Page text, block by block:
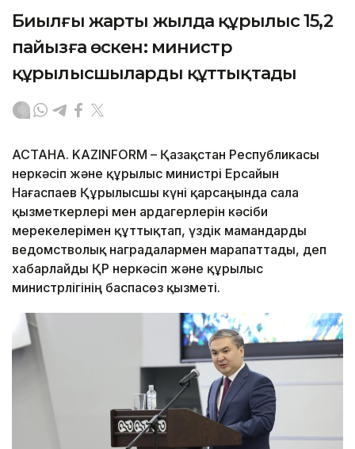
Биылғы жарты жылда құрылыс 15,2
пайызға өскен: министр
құрылысшыларды құттықтады
АСТАНА. KAZINFORM – Қазақстан Республикасы
Өнеркәсіп және құрылыс министрі Ерсайын
Нағаспаев Құрылысшы күні қарсаңында сала
қызметкерлері мен ардагерлерін кәсіби
мерекелерімен құттықтап, үздік мамандарды
ведомстволық наградалармен марапаттады, деп
хабарлайды ҚР Өнеркәсіп және құрылыс
министрлігінің баспасөз қызметі.